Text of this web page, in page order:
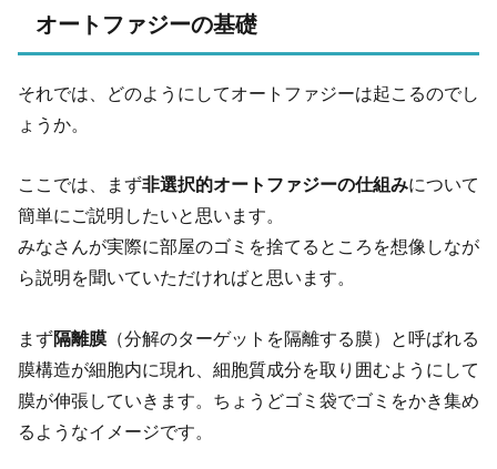
オートファジーの基礎
それでは、どのようにしてオートファジーは起こるのでし
ょうか。
ここでは、まず非選択的オートファジーの仕組みについて
簡単にご説明したいと思います。
みなさんが実際に部屋のゴミを捨てるところを想像しなが
ら説明を聞いていただければと思います。
まず隔離膜 （分解のターゲットを隔離する膜）と呼ばれる
膜構造が細胞内に現れ、細胞質成分を取り囲むようにして
膜が伸張していきます。ちょうどゴミ袋でゴミをかき集め
るようなイメージです。